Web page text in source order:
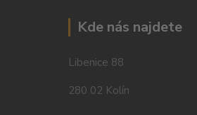
Kde nás najdete
Libenice 88
280 02 Kolín